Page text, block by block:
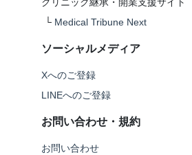
クリニック継承・開業支援サイト
└ Medical Tribune Next
ソーシャルメディア
Xへのご登録
LINEへのご登録
お問い合わせ・規約
お問い合わせ